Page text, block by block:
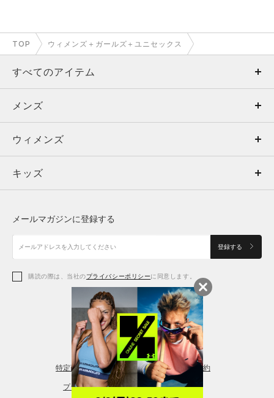
TOP ウィメンズ＋ガールズ＋ユニセックス
すべてのアイテム
メンズ
ウィメンズ
キッズ
アクセサリー
メンズ
トップス
ボトムス
アクセサリー
ウィメンズ
トップス
シューズ
アクセサリー
レギンス＆タイツ
キッズ
シューズ
メールマガジンに登録する
登録する
購読の際は、当社のプライバシーポリシーに同意します。
特定商取引法に基づく通販の表記 会員規約
プライバシーポリシー